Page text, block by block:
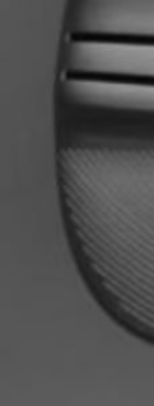
HYBRIDS
ア
PUTTERS
OTHER
Editor’s